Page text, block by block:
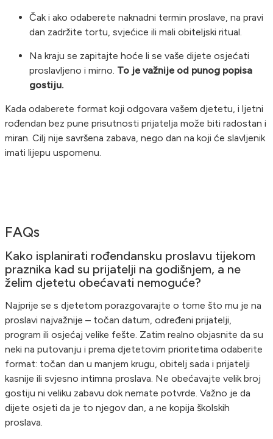
Čak i ako odaberete naknadni termin proslave, na pravi
dan zadržite tortu, svjećice ili mali obiteljski ritual.
Na kraju se zapitajte hoće li se vaše dijete osjećati
proslavljeno i mirno. To je važnije od punog popisa
gostiju.
Kada odaberete format koji odgovara vašem djetetu, i ljetni
rođendan bez pune prisutnosti prijatelja može biti radostan i
miran. Cilj nije savršena zabava, nego dan na koji će slavljenik
imati lijepu uspomenu.
FAQs
Kako isplanirati rođendansku proslavu tijekom
praznika kad su prijatelji na godišnjem, a ne
želim djetetu obećavati nemoguće?
Najprije se s djetetom porazgovarajte o tome što mu je na
proslavi najvažnije – točan datum, određeni prijatelji,
program ili osjećaj velike fešte. Zatim realno objasnite da su
neki na putovanju i prema djetetovim prioritetima odaberite
format: točan dan u manjem krugu, obitelj sada i prijatelji
kasnije ili svjesno intimna proslava. Ne obećavajte velik broj
gostiju ni veliku zabavu dok nemate potvrde. Važno je da
dijete osjeti da je to njegov dan, a ne kopija školskih
proslava.